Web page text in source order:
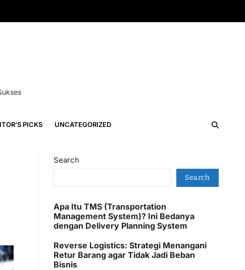
PICKS UNCATEGORIZED
Search
Search
Apa Itu TMS (Transportation
Management System)? Ini Bedanya
dengan Delivery Planning System
Reverse Logistics: Strategi Menangani
Retur Barang agar Tidak Jadi Beban
Bisnis